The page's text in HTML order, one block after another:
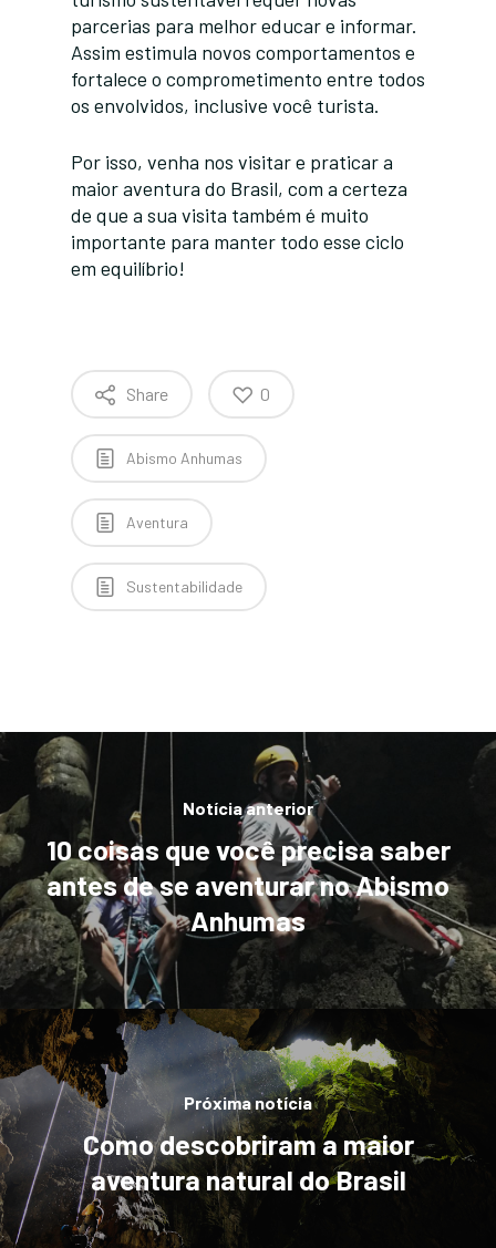
parcerias para melhor educar e informar.
Assim estimula novos comportamentos e
fortalece o comprometimento entre todos
os envolvidos, inclusive você turista.
Por isso, venha nos visitar e praticar a
maior aventura do Brasil, com a certeza
de que a sua visita também é muito
importante para manter todo esse ciclo
em equilíbrio!
Share 0
Abismo Anhumas
Aventura
Sustentabilidade
Notícia anterior
10 coisas que você precisa saber
antes de se aventurar no Abismo
Anhumas
Próxima notícia
Como descobriram a maior
aventura natural do Brasil